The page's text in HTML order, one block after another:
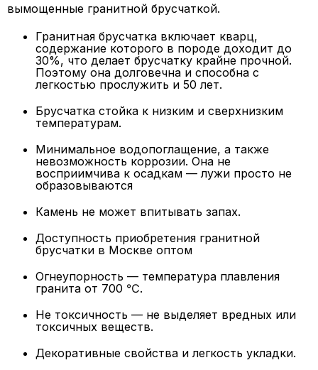
вымощенные гранитной брусчаткой.
Гранитная брусчатка включает кварц,
содержание которого в породе доходит до
30%, что делает брусчатку крайне прочной.
Поэтому она долговечна и способна с
легкостью прослужить и 50 лет.
Брусчатка стойка к низким и сверхнизким
температурам.
Минимальное водопоглащение, а также
невозможность коррозии. Она не
восприимчива к осадкам — лужи просто не
образовываются
Камень не может впитывать запах.
Доступность приобретения гранитной
брусчатки в Москве оптом
Огнеупорность — температура плавления
гранита от 700 ℃.
Не токсичность — не выделяет вредных или
токсичных веществ.
Декоративные свойства и легкость укладки.